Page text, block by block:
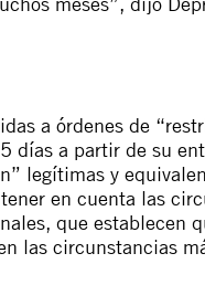
a órdenes de
días a partir de su
legítimas y
en cuenta las
que establecen
las circunstancias